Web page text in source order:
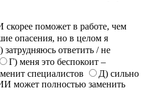
поможет в работе, чем
опасения, но в целом я
затрудняюсь ответить / не
Г) меня это беспокоит –
специалистов
Д) сильно
может полностью заменить